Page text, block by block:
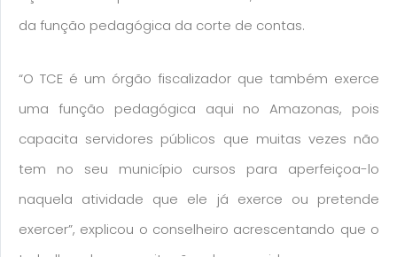
da função pedagógica da corte de contas.
“O TCE é um órgão fiscalizador que também exerce
uma função pedagógica aqui no Amazonas, pois
capacita servidores públicos que muitas vezes não
tem no seu município cursos para aperfeiçoa-lo
naquela atividade que ele já exerce ou pretende
exercer”, explicou o conselheiro acrescentando que o